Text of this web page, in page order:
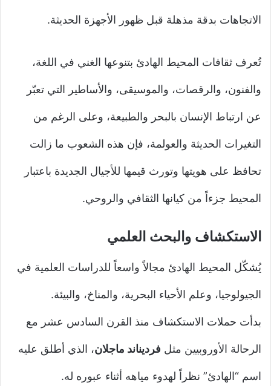
الاتجاهات بدقة مذهلة قبل ظهور الأجهزة الحديثة.
تُعرف ثقافات المحيط الهادئ بتنوعها الغني في اللغة،
والفنون، والرقصات، والموسيقى، والأساطير التي تعبّر
عن ارتباط الإنسان بالبحر والطبيعة، وعلى الرغم من
التغيرات الحديثة والعولمة، فإن هذه الشعوب ما زالت
تحافظ على هويتها وتورث قيمها للأجيال الجديدة باعتبار
المحيط جزءاً من كيانها الثقافي والروحي.
الاستكشاف والبحث العلمي
يُشكّل المحيط الهادئ مجالاً واسعاً للدراسات العلمية في
الجيولوجيا، وعلم الأحياء البحرية، والمناخ، والبيئة.
بدأت حملات الاستكشاف منذ القرن السادس عشر مع
الرحالة الأوروبيين مثل فرديناند ماجلان، الذي أطلق عليه
اسم “الهادئ” نظراً لهدوء مياهه أثناء عبوره له.